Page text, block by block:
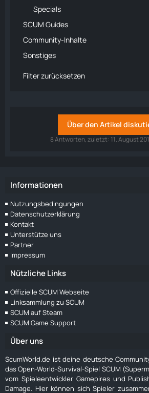
Specials
SCUM Guides
Community-Inhalte
Sonstiges
Filter zurücksetzen
Über den Artikel
8 Antworten, zuletzt: 11. August
Informationen
Nutzungsbedingungen
Datenschutzerklärung
Kontakt
Unterstütze uns
Partner
Impressum
Nützliche Links
Offizielle SCUM Webseite
Linksammlung zu SCUM
SCUM auf Steam
SCUM Game Support
Über uns
ScumWorld.de ist deine deutsche
das Open-World-Survival-Spiel SCUM
vom Spieleentwickler Gamepires und
Damage. Hier können sich Spieler